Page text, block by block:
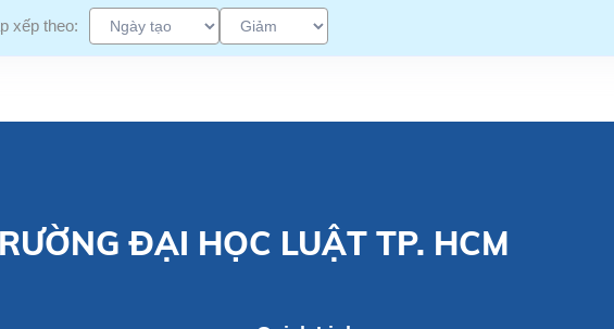
xếp theo:
ĐẠI HỌC LUẬT TP. HCM